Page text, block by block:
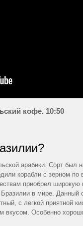
кофе. 10:50
арабики. Сорт был
корабли с зерном
приобрел широкую
в мире. Данный
с легкой приятной
вкусом. Особенно